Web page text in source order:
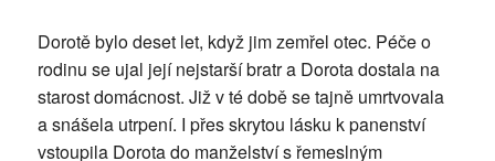
Dorotě bylo deset let, když jim zemřel otec. Péče o
rodinu se ujal její nejstarší bratr a Dorota dostala na
starost domácnost. Již v té době se tajně umrtvovala
a snášela utrpení. I přes skrytou lásku k panenství
vstoupila Dorota do manželství s řemeslným